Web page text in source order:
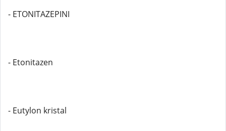
- ETONITAZEPINI
- Etonitazen
- Eutylon kristal